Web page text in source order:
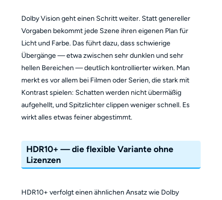
Dolby Vision geht einen Schritt weiter. Statt genereller
Vorgaben bekommt jede Szene ihren eigenen Plan für
Licht und Farbe. Das führt dazu, dass schwierige
Übergänge — etwa zwischen sehr dunklen und sehr
hellen Bereichen — deutlich kontrollierter wirken. Man
merkt es vor allem bei Filmen oder Serien, die stark mit
Kontrast spielen: Schatten werden nicht übermäßig
aufgehellt, und Spitzlichter clippen weniger schnell. Es
wirkt alles etwas feiner abgestimmt.
HDR10+ — die flexible Variante ohne
Lizenzen
HDR10+ verfolgt einen ähnlichen Ansatz wie Dolby